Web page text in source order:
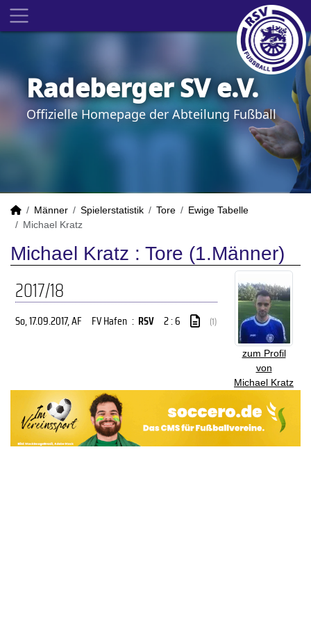
Radeberger SV e.V.
Offizielle Homepage der Abteilung Fußball
Männer Spielerstatistik Tore
Ewige Tabelle
Michael Kratz
Michael Kratz : Tore (1.Männer)
zum Profil
von
Michael Kratz
2017/18
So, 17.09.2017, AF FV Hafen : RSV 2 : 6 (1)